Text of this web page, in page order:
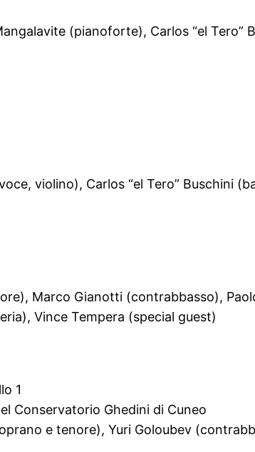
(pianoforte), Carlos “el Tero”
violino), Carlos “el Tero” Buschini
Marco Gianotti (contrabbasso),
Vince Tempera (special guest)
1
Conservatorio Ghedini di Cuneo
e tenore), Yuri Goloubev